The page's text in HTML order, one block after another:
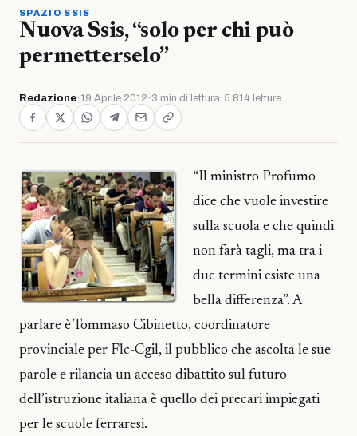
SPAZIO SSIS
Nuova Ssis, “solo per chi può
permetterselo”
Redazione·19 Aprile 2012 · 3 min di lettura· 5.814 letture
“Il ministro Profumo
dice che vuole investire
sulla scuola e che quindi
non farà tagli, ma tra i
due termini esiste una
bella differenza”. A
parlare è Tommaso Cibinetto, coordinatore
provinciale per Flc-Cgil, il pubblico che ascolta le sue
parole e rilancia un acceso dibattito sul futuro
dell’istruzione italiana è quello dei precari impiegati
per le scuole ferraresi.